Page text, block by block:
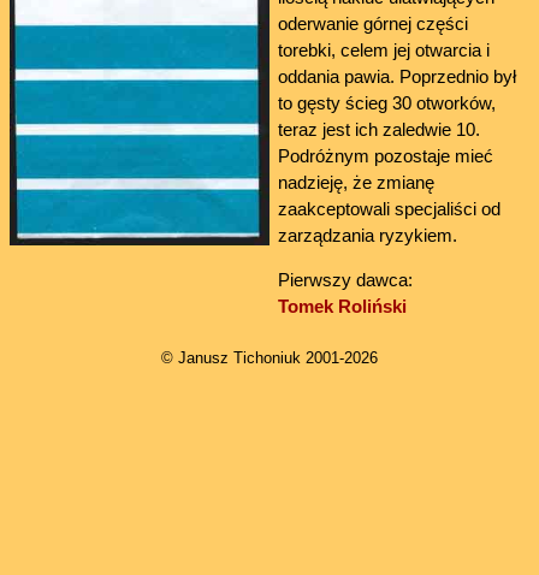
oderwanie górnej części
torebki, celem jej otwarcia i
oddania pawia. Poprzednio był
to gęsty ścieg 30 otworków,
teraz jest ich zaledwie 10.
Podróżnym pozostaje mieć
nadzieję, że zmianę
zaakceptowali specjaliści od
zarządzania ryzykiem.
Pierwszy dawca:
Tomek Roliński
© Janusz Tichoniuk 2001-2026